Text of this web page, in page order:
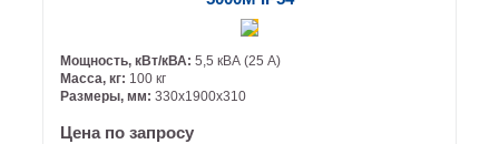
Мощность, кВт/кВА: 5,5 кВА (25 А)
Масса, кг: 100 кг
Размеры, мм: 330х1900х310
Цена по запросу